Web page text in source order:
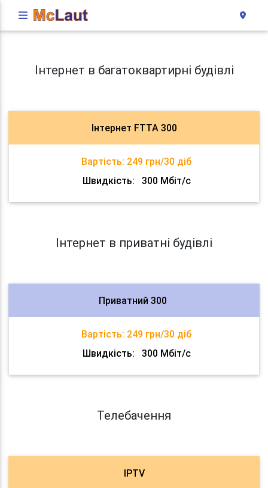
Інтернет в багатоквартирні будівлі
Інтернет FTTA 300
Вартість: 249 грн/30 діб
Швидкість:
300 Мбіт/с
Інтернет в приватні будівлі
Приватний 300
Вартість: 249 грн/30 діб
Швидкість:
300 Мбіт/с
Телебачення
IPTV